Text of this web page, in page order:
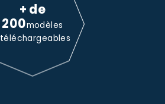
+ de
200modèles
téléchargeables